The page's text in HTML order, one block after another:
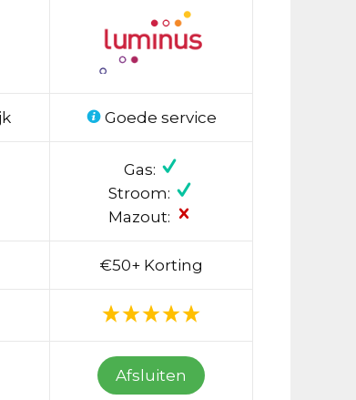
Goede service
Gas:
Stroom:
Mazout:
€50+ Korting
Afsluiten